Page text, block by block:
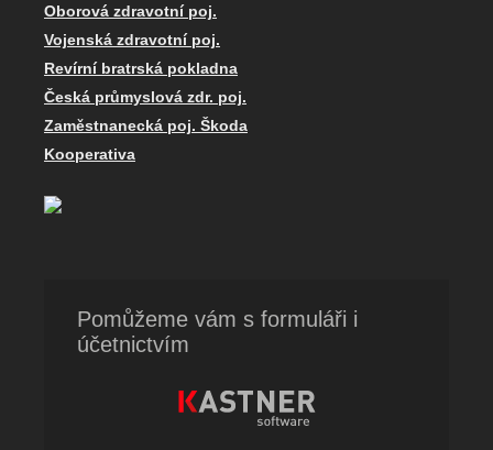
Oborová zdravotní poj.
Vojenská zdravotní poj.
Revírní bratrská pokladna
Česká průmyslová zdr. poj.
Zaměstnanecká poj. Škoda
Kooperativa
Pomůžeme vám s formuláři i
účetnictvím